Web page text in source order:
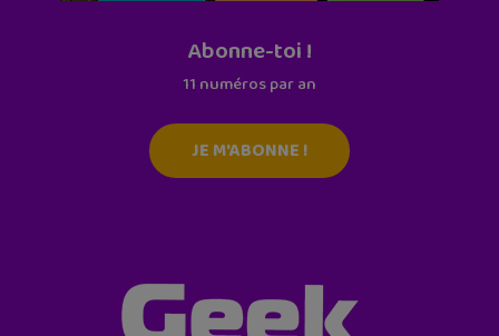
Abonne-toi !
11 numéros par an
JE M'ABONNE !